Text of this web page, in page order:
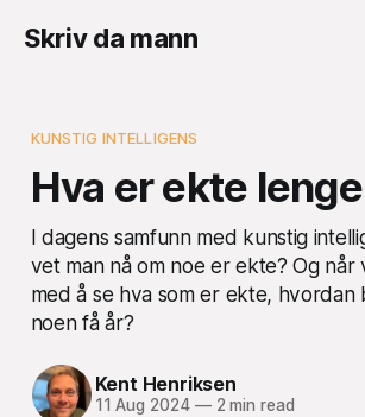
Skriv da mann
KUNSTIG INTELLIGENS
Hva er ekte
I dagens samfunn med kunstig
vet man nå om noe er ekte? Og når
med å se hva som er ekte, hvordan
noen få år?
Kent Henriksen
11 Aug 2024 —2 min read